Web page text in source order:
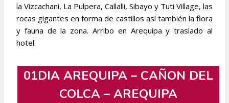
la Vizcachani, La Pulpera, Callalli, Sibayo y Tuti Village, las
rocas gigantes en forma de castillos así también la flora
y fauna de la zona. Arribo en Arequipa y traslado al
hotel.
01DIA AREQUIPA – CAÑON DEL
COLCA – AREQUIPA